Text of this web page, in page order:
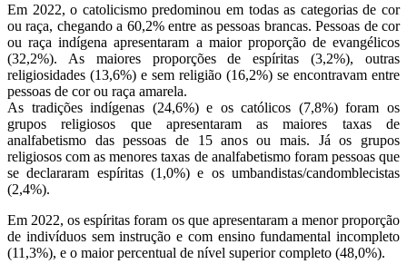
Em 2022, o catolicismo predominou em todas as categorias de cor
ou raça, chegando a 60,2% entre as pessoas brancas. Pessoas de cor
ou raça indígena apresentaram a maior proporção de evangélicos
(32,2%). As maiores proporções de espíritas (3,2%), outras
religiosidades (13,6%) e sem religião (16,2%) se encontravam entre
pessoas de cor ou raça amarela.
As tradições indígenas (24,6%) e os católicos (7,8%) foram os
grupos religiosos que apresentaram as maiores taxas de
analfabetismo das pessoas de 15 anos ou mais. Já os grupos
religiosos com as menores taxas de analfabetismo foram pessoas que
se declararam espíritas (1,0%) e os umbandistas/candomblecistas
(2,4%).
Em 2022, os espíritas foram os que apresentaram a menor proporção
de indivíduos sem instrução e com ensino fundamental incompleto
(11,3%), e o maior percentual de nível superior completo (48,0%).